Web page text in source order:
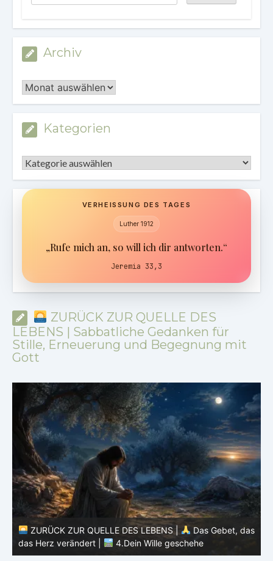
Archiv
Archiv
Kategorien
Kategorien
VERHEISSUNG DES TAGES
Luther 1912
„Rufe mich an, so will ich dir antworten.“
Jeremia 33,3
ZURÜCK ZUR QUELLE DES
LEBENS | Sabbatliche Gedanken für
Stille, Erneuerung und Begegnung mit
Gott
ZURÜCK ZUR QUELLE DES LEBENS |
Das Gebet, das
das Herz verändert |
3.Dein Reich komme